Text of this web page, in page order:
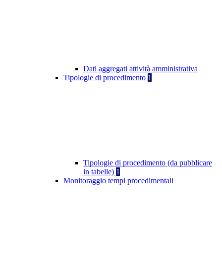
Dati aggregati attività amministrativa
Tipologie di procedimento 1
Tipologie di procedimento (da pubblicare
in tabelle) 1
Monitoraggio tempi procedimentali